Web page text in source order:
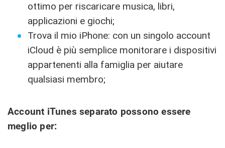
ottimo per riscaricare musica, libri,
applicazioni e giochi;
Trova il mio iPhone: con un singolo account
iCloud è più semplice monitorare i dispositivi
appartenenti alla famiglia per aiutare
qualsiasi membro;
Account iTunes separato possono essere
meglio per: